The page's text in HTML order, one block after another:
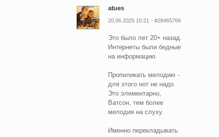
atues
20.06.2025 10:21 #28465766
Это было лет 20+ назад.
Интернеты были бедные
на информацию.
Пропиликать мелодию -
для этого нот не надо.
Это элементарно,
Ватсон, тем более
мелодия на слуху.
Именно перекладывать